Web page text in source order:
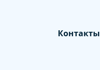
Контакты